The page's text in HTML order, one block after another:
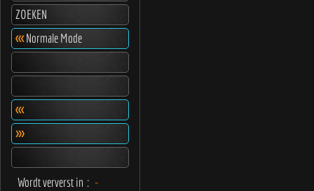
ZOEKEN
<<<Normale Mode
<<<
>>>
Wordt ververst in : -